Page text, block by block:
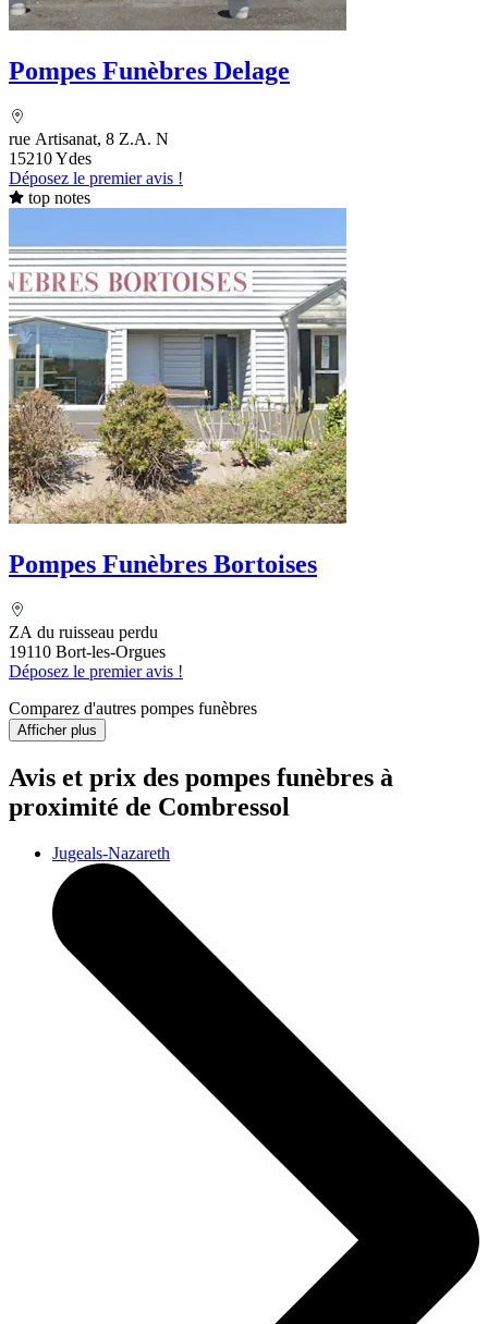
Pompes Funèbres Delage
rue Artisanat, 8 Z.A. N
15210 Ydes
Déposez le premier avis !
top notes
Pompes Funèbres Bortoises
ZA du ruisseau perdu
19110 Bort-les-Orgues
Déposez le premier avis !
Comparez d'autres pompes funèbres
Afficher plus
Avis et prix des pompes funèbres à
proximité de Combressol
Jugeals-Nazareth